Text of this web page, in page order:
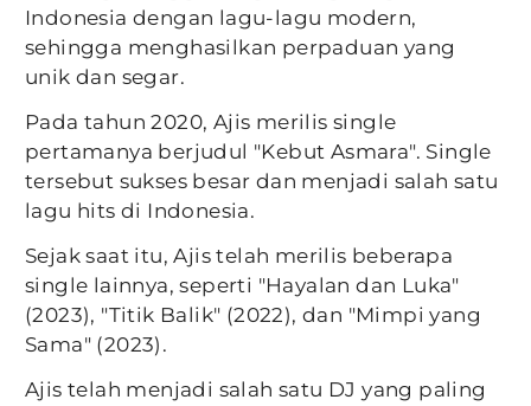
Indonesia dengan lagu-lagu modern,
sehingga menghasilkan perpaduan yang
unik dan segar.
Pada tahun 2020, Ajis merilis single
pertamanya berjudul "Kebut Asmara". Single
tersebut sukses besar dan menjadi salah satu
lagu hits di Indonesia.
Sejak saat itu, Ajis telah merilis beberapa
single lainnya, seperti "Hayalan dan Luka"
(2023), "Titik Balik" (2022), dan "Mimpi yang
Sama" (2023).
Ajis telah menjadi salah satu DJ yang paling